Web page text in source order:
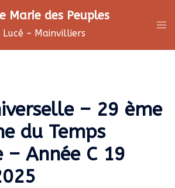
Marie des Peuples
– Mainvilliers
– 29 ème
du Temps
– Année C 19